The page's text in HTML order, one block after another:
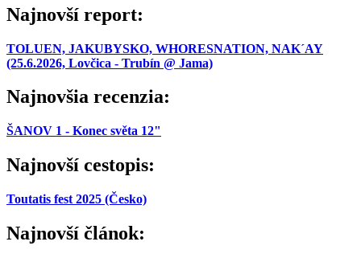
Najnovší report:
TOLUEN, JAKUBYSKO, WHORESNATION, NAK´AY
(25.6.2026, Lovčica - Trubín @ Jama)
Najnovšia recenzia:
ŠANOV 1 - Konec světa 12"
Najnovší cestopis:
Toutatis fest 2025 (Česko)
Najnovší článok: